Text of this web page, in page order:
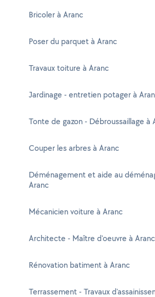
Bricoler à Aranc
Poser du parquet à Aranc
Travaux toiture à Aranc
Jardinage - entretien potager à
Tonte de gazon - Débroussaillage à
Couper les arbres à Aranc
Déménagement et aide au
Aranc
Mécanicien voiture à Aranc
Architecte - Maître d'oeuvre à Aranc
Rénovation batiment à Aranc
Terrassement - Travaux